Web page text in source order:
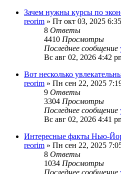
Зачем нужны курсы по
reorim » Пт окт 03, 2025
8 Ответы
4410 Просмотры
Последнее сообщение
Вс авг 02, 2026 4:42
Вот несколько
reorim » Пн сен 22, 2025
9 Ответы
3304 Просмотры
Последнее сообщение
Вс авг 02, 2026 4:41
Интересные факты Нью-
reorim » Пн сен 22, 2025
8 Ответы
1034 Просмотры
Последнее сообщение